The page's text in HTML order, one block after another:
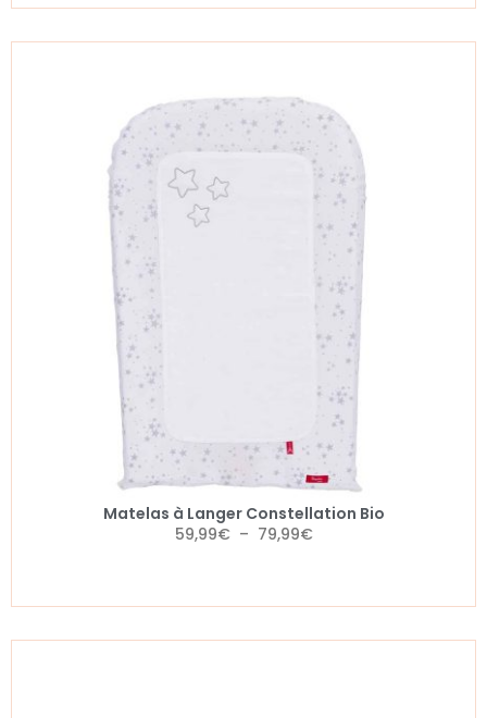
Matelas à Langer Constellation Bio
59,99€ – 79,99€